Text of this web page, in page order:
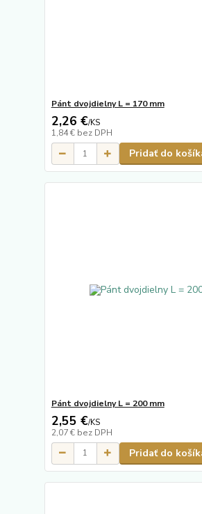
Pánt dvojdielny L = 170 mm
2,26 €/KS
1,84 € bez DPH
Pridať do
Pánt dvojdielny L = 200 mm
2,55 €/KS
2,07 € bez DPH
Pridať do